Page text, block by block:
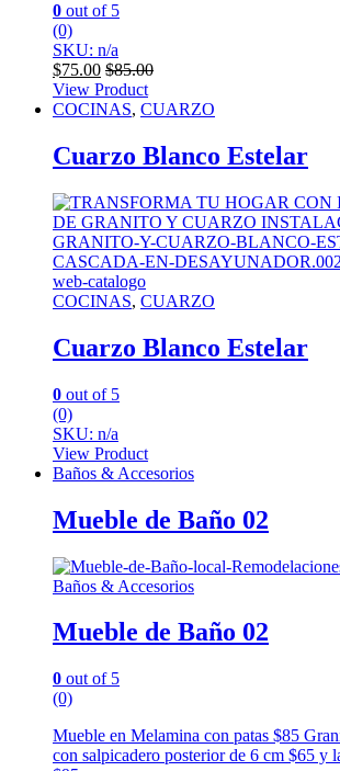
0 out of 5
(0)
SKU: n/a
$75.00 $85.00
View Product
COCINAS, CUARZO
Cuarzo Blanco Estelar
COCINAS, CUARZO
Cuarzo Blanco Estelar
0 out of 5
(0)
SKU: n/a
View Product
Baños & Accesorios
Mueble de Baño 02
Baños & Accesorios
Mueble de Baño 02
0 out of 5
(0)
Mueble en Melamina con patas $85
con salpicadero posterior de 6 cm $65 y